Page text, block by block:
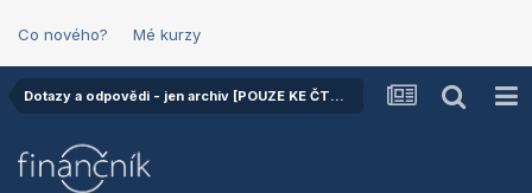
Co nového? Mé kurzy
Dotazy a odpovědi - jen archiv [POUZE KE ČTENÍ]